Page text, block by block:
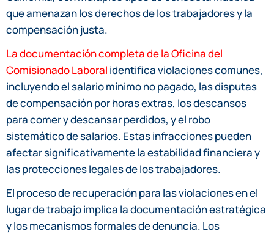
que amenazan los derechos de los trabajadores y la
compensación justa.
La documentación completa de la Oficina del
Comisionado Laboral identifica violaciones comunes,
incluyendo el salario mínimo no pagado, las disputas
de compensación por horas extras, los descansos
para comer y descansar perdidos, y el robo
sistemático de salarios. Estas infracciones pueden
afectar significativamente la estabilidad financiera y
las protecciones legales de los trabajadores.
El proceso de recuperación para las violaciones en el
lugar de trabajo implica la documentación estratégica
y los mecanismos formales de denuncia. Los